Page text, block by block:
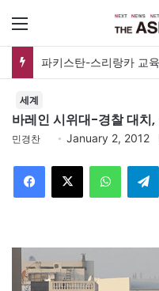
파키스탄-스리랑카 교
세계
바레인 시위대-경찰 대치,
민경찬 January 2, 2012